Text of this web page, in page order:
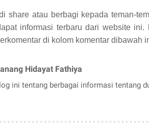
share atau berbagi kepada teman-
informasi terbaru dari website
di kolom komentar dibawah
Hidayat Fathiya
ini tentang berbagai informasi tentang